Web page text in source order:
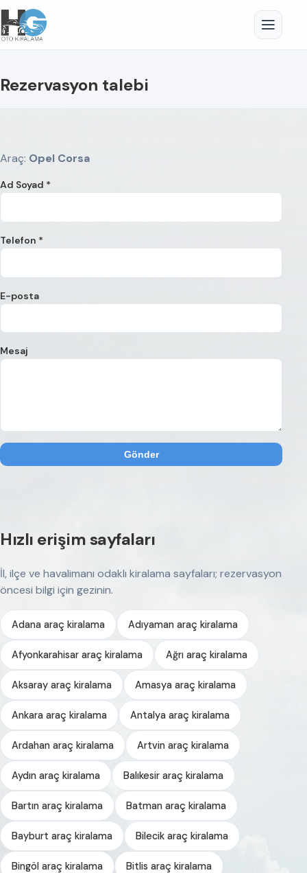
Rezervasyon talebi
Araç: Opel Corsa
Ad Soyad *
Telefon *
E-posta
Mesaj
Gönder
Hızlı erişim sayfaları
İl, ilçe ve havalimanı odaklı kiralama sayfaları; rezervasyon
öncesi bilgi için gezinin.
Adana araç kiralama Adıyaman araç kiralama
Afyonkarahisar araç kiralama Ağrı araç kiralama
Aksaray araç kiralama Amasya araç kiralama
Ankara araç kiralama Antalya araç kiralama
Ardahan araç kiralama Artvin araç kiralama
Aydın araç kiralama Balıkesir araç kiralama
Bartın araç kiralama Batman araç kiralama
Bayburt araç kiralama Bilecik araç kiralama
Bingöl araç kiralama Bitlis araç kiralama